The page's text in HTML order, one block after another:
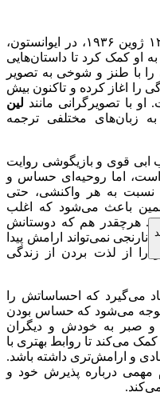
، نویسنده امریکایی متولد ۱۲ ژوین ۱۹۳۶، در ایوانستون،
به او کمک کرد تا داستان‌هایی
با طنز و شوخی به تصویر
از سال ۱۹۷۹ نویسندگی را اغاز کرده و تاکنون بیش
با تصویرگرانی مانند لین
زبان‌های مختلفی ترجمه
ابی قوی و بازیگوشی روایت
است، اما روحیه‌ای حساس و
نسبت به هر واکنشی، حتی
باعث می‌شود که اغلب
هرچقدر هم که دوستانش
نارنجی نمی‌تواند ارامش پیدا
را از لذت بردن از زندگی
می‌گیرد که احساساتش را
متوجه می‌شود که حساس بودن
و صبر به خودش و دیگران
می‌کند تا روابط بهتری با
و ارامش‌تری داشته باشد.
مهمی درباره پذیرش خود و